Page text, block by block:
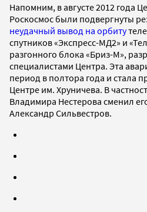
Напомним, в августе 2012 года
Роскосмос были подвергнуты
неудачный вывод на орбиту
спутников «Экспресс-МД2» и
разгонного блока «Бриз-М»,
специалистами Центра. Эта
период в полтора года и стала
Центре им. Хруничева. В
Владимира Нестерова сменил
Александр Сильвестров.